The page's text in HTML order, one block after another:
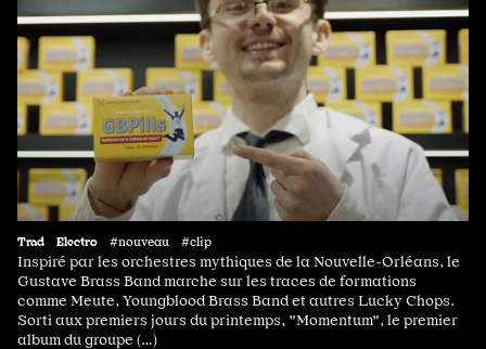
Trad Electro #nouveau #clip
Inspiré par les orchestres mythiques de la Nouvelle-Orléans, le
Gustave Brass Band marche sur les traces de formations
comme Meute, Youngblood Brass Band et autres Lucky Chops.
Sorti aux premiers jours du printemps, "Momentum", le premier
album du groupe (…)